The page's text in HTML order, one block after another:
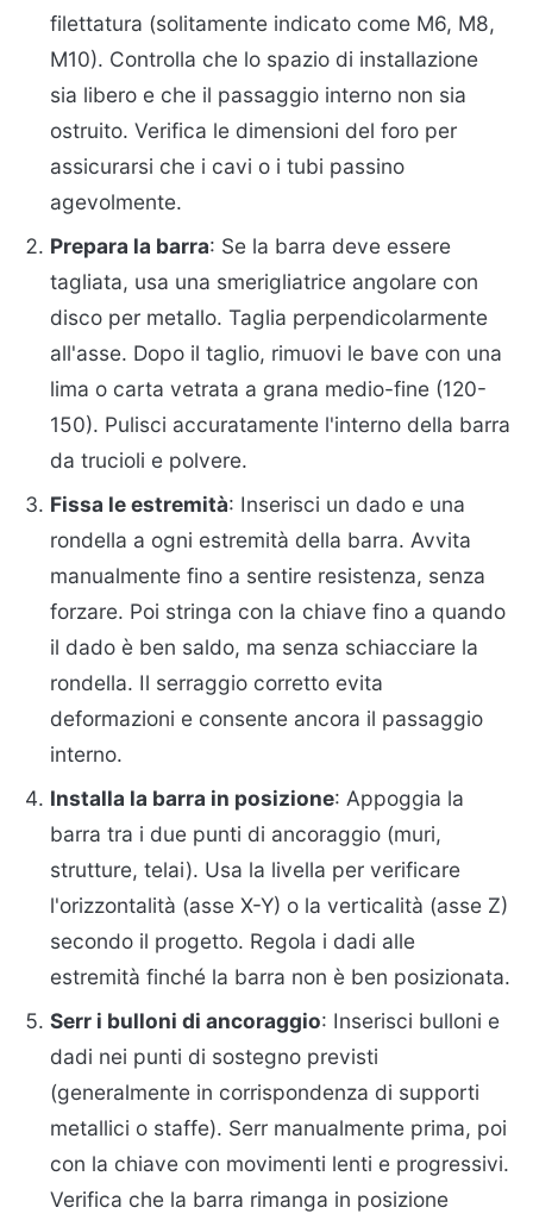
filettatura (solitamente indicato come M6, M8,
M10). Controlla che lo spazio di installazione
sia libero e che il passaggio interno non sia
ostruito. Verifica le dimensioni del foro per
assicurarsi che i cavi o i tubi passino
agevolmente.
Prepara la barra: Se la barra deve essere
tagliata, usa una smerigliatrice angolare con
disco per metallo. Taglia perpendicolarmente
all'asse. Dopo il taglio, rimuovi le bave con una
lima o carta vetrata a grana medio-fine (120-
150). Pulisci accuratamente l'interno della barra
da trucioli e polvere.
Fissa le estremità: Inserisci un dado e una
rondella a ogni estremità della barra. Avvita
manualmente fino a sentire resistenza, senza
forzare. Poi stringa con la chiave fino a quando
il dado è ben saldo, ma senza schiacciare la
rondella. Il serraggio corretto evita
deformazioni e consente ancora il passaggio
interno.
Installa la barra in posizione: Appoggia la
barra tra i due punti di ancoraggio (muri,
strutture, telai). Usa la livella per verificare
l'orizzontalità (asse X-Y) o la verticalità (asse Z)
secondo il progetto. Regola i dadi alle
estremità finché la barra non è ben posizionata.
Serr i bulloni di ancoraggio: Inserisci bulloni e
dadi nei punti di sostegno previsti
(generalmente in corrispondenza di supporti
metallici o staffe). Serr manualmente prima, poi
con la chiave con movimenti lenti e progressivi.
Verifica che la barra rimanga in posizione